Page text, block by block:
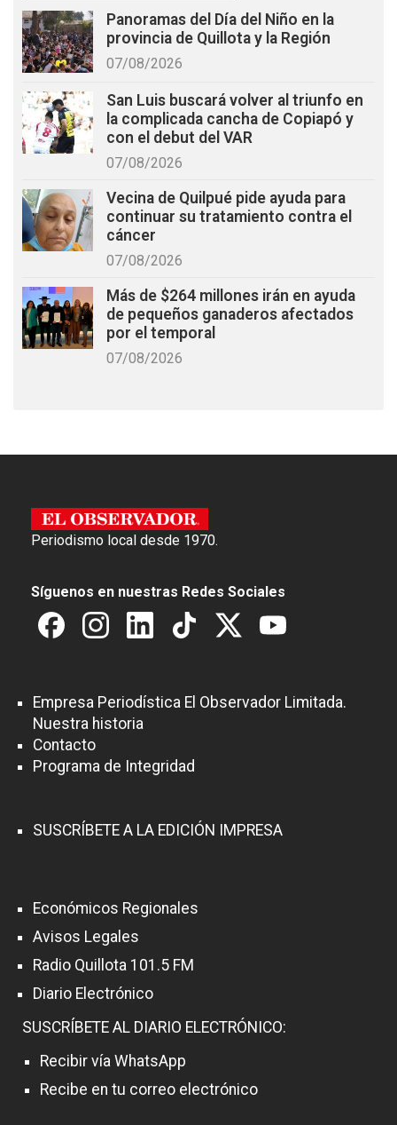
Panoramas del Día del Niño en la
provincia de Quillota y la Región
07/08/2026
San Luis buscará volver al triunfo en
la complicada cancha de Copiapó y
con el debut del VAR
07/08/2026
Vecina de Quilpué pide ayuda para
continuar su tratamiento contra el
cáncer
07/08/2026
Más de $264 millones irán en ayuda
de pequeños ganaderos afectados
por el temporal
07/08/2026
Periodismo local desde 1970.
Síguenos en nuestras Redes Sociales
Empresa Periodística El Observador Limitada.
Nuestra historia
Contacto
Programa de Integridad
SUSCRÍBETE A LA EDICIÓN IMPRESA
Económicos Regionales
Avisos Legales
Radio Quillota 101.5 FM
Diario Electrónico
SUSCRÍBETE AL DIARIO ELECTRÓNICO:
Recibir vía WhatsApp
Recibe en tu correo electrónico